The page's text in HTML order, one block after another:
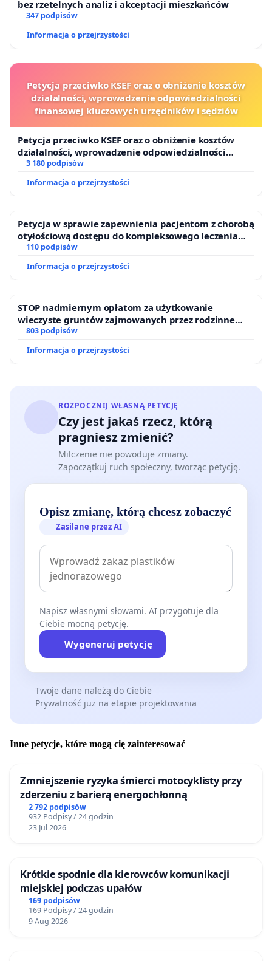
bez rzetelnych analiz i akceptacji mieszkańców
347 podpisów
Informacja o przejrzystości
Petycja przeciwko KSEF oraz o obniżenie kosztów
działalności, wprowadzenie odpowiedzialności
finansowej kluczowych urzędników i sędziów
Petycja przeciwko KSEF oraz o obniżenie kosztów
działalności, wprowadzenie odpowiedzialności
finansowej kluczowych urzędników i sędziów
3 180 podpisów
Informacja o przejrzystości
Petycja w sprawie zapewnienia pacjentom z chorobą
otyłościową dostępu do kompleksowego leczenia
oraz programów profilaktycznych.
110 podpisów
Informacja o przejrzystości
STOP nadmiernym opłatom za użytkowanie
wieczyste gruntów zajmowanych przez rodzinne
ogrody działkowe.
803 podpisów
Informacja o przejrzystości
ROZPOCZNIJ WŁASNĄ PETYCJĘ
Czy jest jakaś rzecz, którą
pragniesz zmienić?
Milczenie nie powoduje zmiany.
Zapoczątkuj ruch społeczny, tworząc petycję.
Opisz zmianę, którą chcesz zobaczyć
Zasilane przez AI
Napisz własnymi słowami. AI przygotuje dla
Ciebie mocną petycję.
Wygeneruj petycję
Twoje dane należą do Ciebie
Prywatność już na etapie projektowania
Inne petycje, które mogą cię zainteresować
Zmniejszenie ryzyka śmierci motocyklisty przy
zderzeniu z barierą energochłonną
2 792 podpisów
932 Podpisy / 24 godzin
23 Jul 2026
Krótkie spodnie dla kierowców komunikacji
miejskiej podczas upałów
169 podpisów
169 Podpisy / 24 godzin
9 Aug 2026